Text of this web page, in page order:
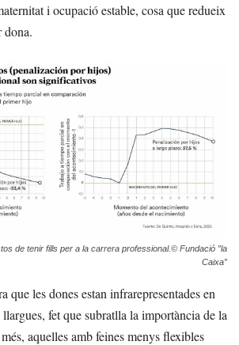
i ocupació estable, cosa que redueix
dona.
de tenir fills per a la carrera professional.© Fundació ”la
Caixa”
que les dones estan infrarepresentades en
fet que subratlla la importància de la
aquelles amb feines menys flexibles